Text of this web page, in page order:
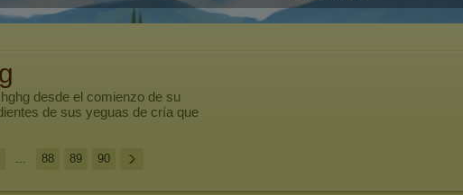
hghg desde el comienzo de su
de sus yeguas de cría que
... 88 89 90